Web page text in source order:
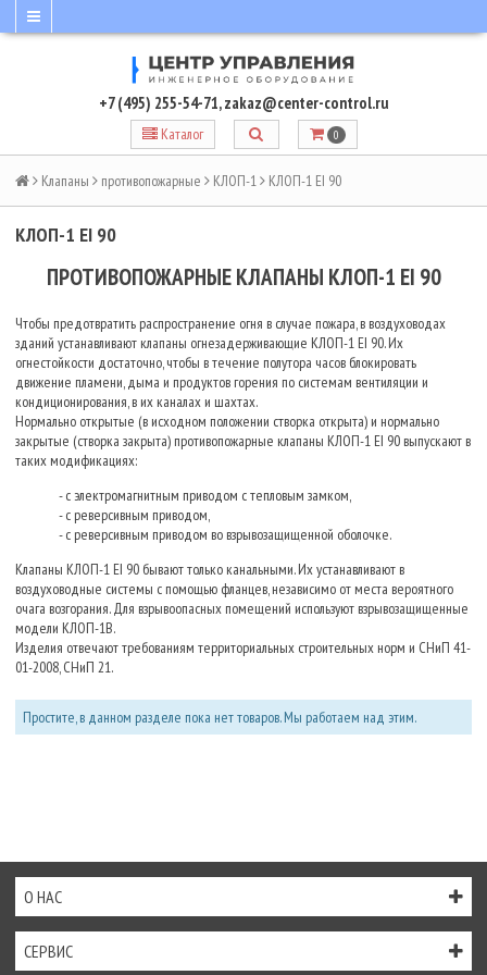
+7 (495) 255-54-71,zakaz@center-control.ru
Каталог 0
Клапаны противопожарные КЛОП-1 КЛОП-1 EI 90
КЛОП-1 EI 90
ПРОТИВОПОЖАРНЫЕ КЛАПАНЫ КЛОП-1 EI 90
Чтобы предотвратить распространение огня в случае пожара, в воздуховодах
зданий устанавливают клапаны огнезадерживающие КЛОП-1 EI 90. Их
огнестойкости достаточно, чтобы в течение полутора часов блокировать
движение пламени, дыма и продуктов горения по системам вентиляции и
кондиционирования, в их каналах и шахтах.
Нормально открытые (в исходном положении створка открыта) и нормально
закрытые (створка закрыта) противопожарные клапаны КЛОП-1 EI 90 выпускают в
таких модификациях:
- с электромагнитным приводом с тепловым замком,
- с реверсивным приводом,
- с реверсивным приводом во взрывозащищенной оболочке.
Клапаны КЛОП-1 EI 90 бывают только канальными. Их устанавливают в
воздуховодные системы с помощью фланцев, независимо от места вероятного
очага возгорания. Для взрывоопасных помещений используют взрывозащищенные
модели КЛОП-1В.
Изделия отвечают требованиям территориальных строительных норм и СНиП 41-
01-2008, СНиП 21.
Простите, в данном разделе пока нет товаров. Мы работаем над этим.
О НАС
СЕРВИС